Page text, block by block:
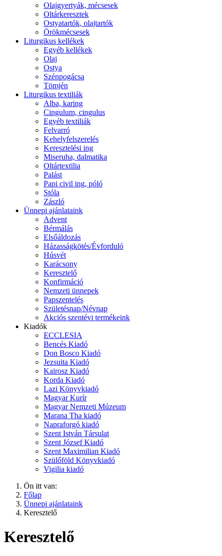
Olajgyertyák, mécsesek
Oltárkeresztek
Ostyatartók, olajtartók
Örökmécsesek
Liturgikus kellékek
Egyéb kellékek
Olaj
Ostya
Szénpogácsa
Tömjén
Liturgikus textiliák
Alba, karing
Cingulum, cingulus
Egyéb textiliák
Felvarró
Kehelyfelszerelés
Keresztelési ing
Miseruha, dalmatika
Oltártextilia
Palást
Papi civil ing, póló
Stóla
Zászló
Ünnepi ajánlataink
Advent
Bérmálás
Elsőáldozás
Házasságkötés/Évforduló
Húsvét
Karácsony
Keresztelő
Konfirmáció
Nemzeti ünnepek
Papszentelés
Születésnap/Névnap
Akciós szentévi termékeink
Kiadók
ECCLESIA
Bencés Kiadó
Don Bosco Kiadó
Jezsuita Kiadó
Kairosz Kiadó
Korda Kiadó
Lazi Könyvkiadó
Magyar Kurír
Magyar Nemzeti Múzeum
Marana Tha kiadó
Napraforgó kiadó
Szent István Társulat
Szent József Kiadó
Szent Maximilian Kiadó
Szülőföld Könyvkiadó
Vigilia kiadó
Ön itt van:
Főlap
Ünnepi ajánlataink
Keresztelő
Keresztelő